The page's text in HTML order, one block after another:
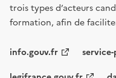
trois types d’acteurs
formation, afin de
info.gouv.fr